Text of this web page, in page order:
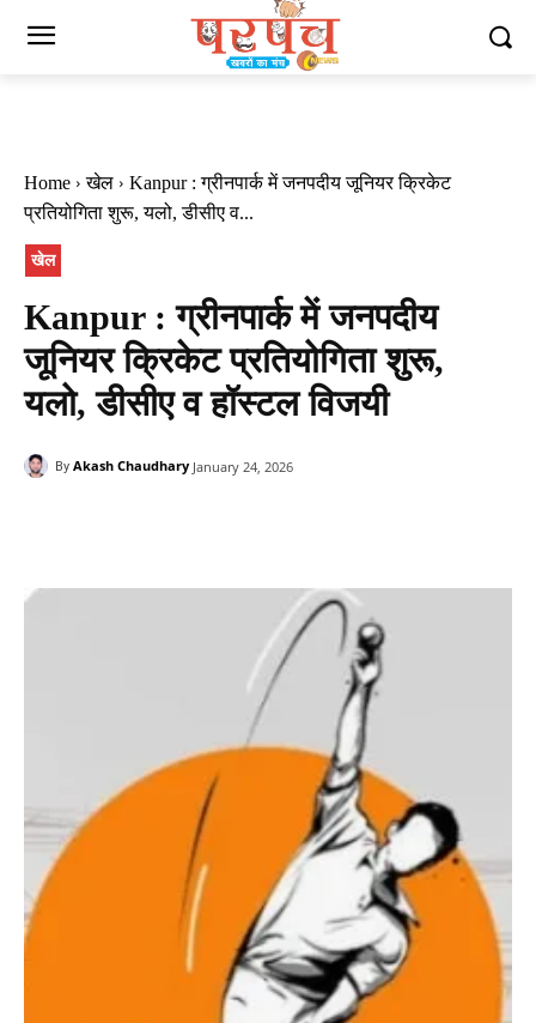
Home खेल
Kanpur : ग्रीनपार्क में जनपदीय जूनियर क्रिकेट
प्रतियोगिता शुरू, यलो, डीसीए व...
खेल
Kanpur : ग्रीनपार्क में जनपदीय
जूनियर क्रिकेट प्रतियोगिता शुरू,
यलो, डीसीए व हॉस्टल विजयी
By Akash Chaudhary January 24, 2026